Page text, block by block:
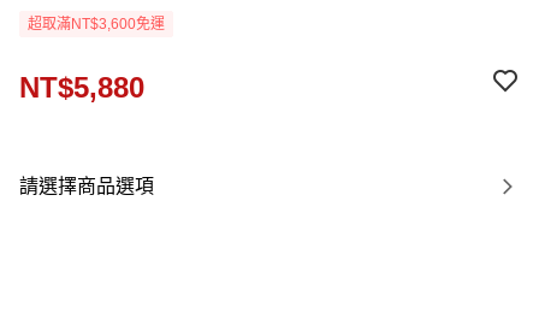
超取滿NT$3,600免運
NT$5,880
請選擇商品選項